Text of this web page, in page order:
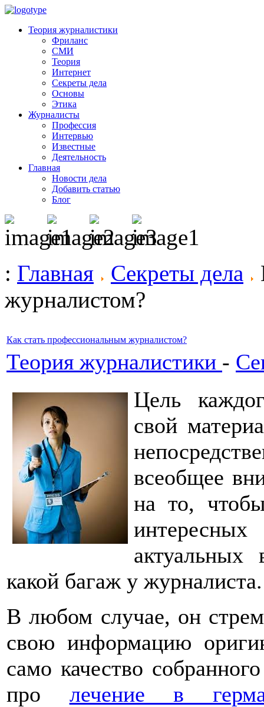
Теория журналистики
Фриланс
СМИ
Теория
Интернет
Секреты дела
Основы
Этика
Журналисты
Профессия
Интервью
Известные
Деятельность
Главная
Новости дела
Добавить статью
Блог
: Главная Секреты дела
журналистом?
Как стать профессиональным журналистом?
Теория журналистики -
Цель
свой
всеобщее
на то,
актуальных
какой багаж у журналиста.
В любом случае, он
свою информацию
само качество
про лечение в